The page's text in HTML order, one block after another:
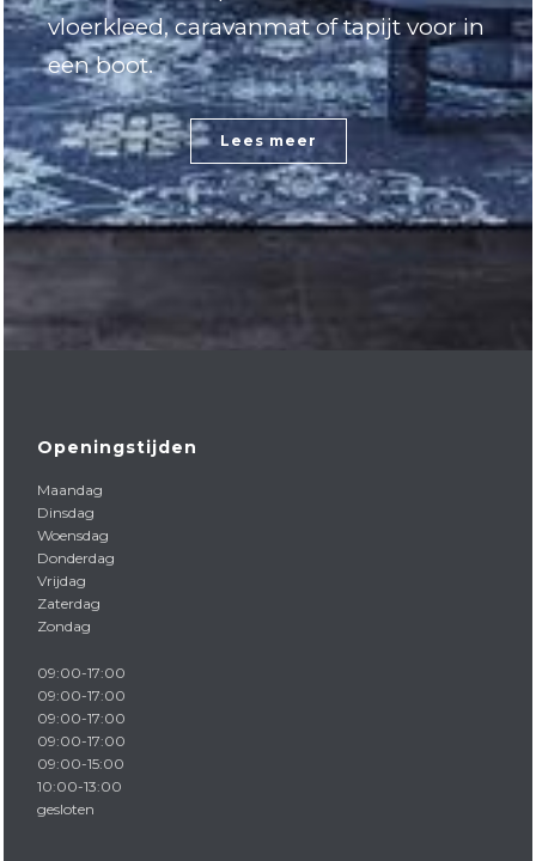
vloerkleed, caravanmat of tapijt voor in
een boot.
Lees meer
Openingstijden
Maandag
Dinsdag
Woensdag
Donderdag
Vrijdag
Zaterdag
Zondag
09:00-17:00
09:00-17:00
09:00-17:00
09:00-17:00
09:00-15:00
10:00-13:00
gesloten